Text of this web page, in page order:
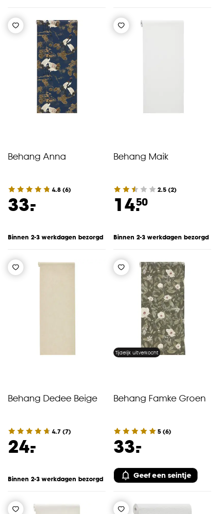
Behang Anna
4.8 (6)
33.
-
Binnen 2-3 werkdagen bezorgd
Behang Maik
2.5 (2)
14.50
Binnen 2-3 werkdagen bezorgd
Behang Dedee Beige
4.7 (7)
24.
-
Binnen 2-3 werkdagen bezorgd
Tijdelijk uitverkocht
Behang Famke Groen
5 (6)
33.
-
Geef een seintje